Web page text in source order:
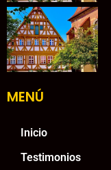
MENÚ
Inicio
Testimonios